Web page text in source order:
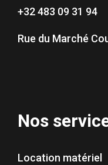
+32 483 09 31 94
Rue du Marché
Nos
Location matériel